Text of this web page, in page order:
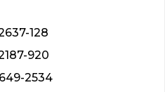
128
920
2534